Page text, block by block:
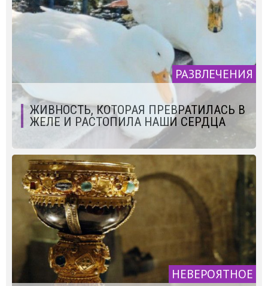
РАЗВЛЕЧЕНИЯ
ЖИВНОСТЬ, КОТОРАЯ ПРЕВРАТИЛАСЬ В
ЖЕЛЕ И РАСТОПИЛА НАШИ СЕРДЦА
НЕВЕРОЯТНОЕ